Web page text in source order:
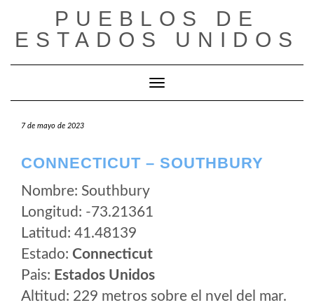
contenido
PUEBLOS DE
ESTADOS UNIDOS
Cambiar modo de navegación
7 de mayo de 2023
CONNECTICUT – SOUTHBURY
Nombre: Southbury
Longitud: -73.21361
Latitud: 41.48139
Estado: Connecticut
Pais: Estados Unidos
Altitud: 229 metros sobre el nvel del mar.